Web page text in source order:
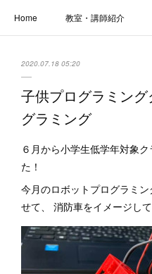
Home 教室・講師紹介
2020.07.18 05:20
子供プログラミン
グラミング
６月から小学生低学年対象
た！
今月のロボットプログラミ
せて、 消防車をイメージし